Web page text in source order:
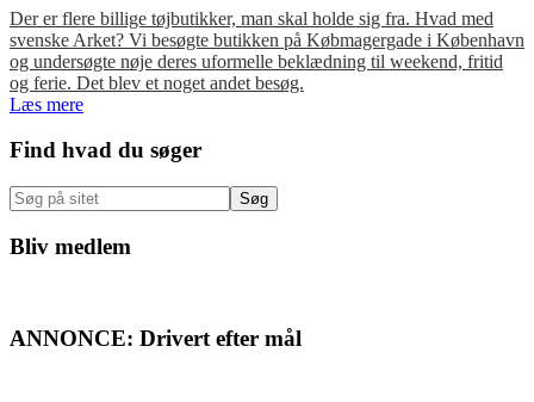
Der er flere billige tøjbutikker, man skal holde sig fra. Hvad med
svenske Arket? Vi besøgte butikken på Købmagergade i København
og undersøgte nøje deres uformelle beklædning til weekend, fritid
og ferie. Det blev et noget andet besøg.
Læs mere
Primær
Sidebar
Find hvad du søger
Søg
på
sitet
Bliv medlem
ANNONCE: Drivert efter mål